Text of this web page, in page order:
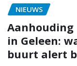
NIEUWS
in Geleen:
buurt alert